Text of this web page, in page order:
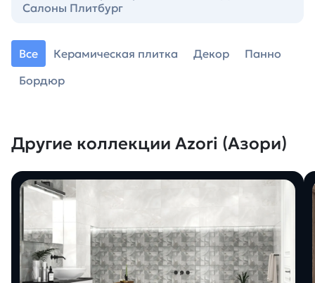
Салоны Плитбург
Все Керамическая плитка Декор
Панно
Бордюр
Другие коллекции Azori (Азори)